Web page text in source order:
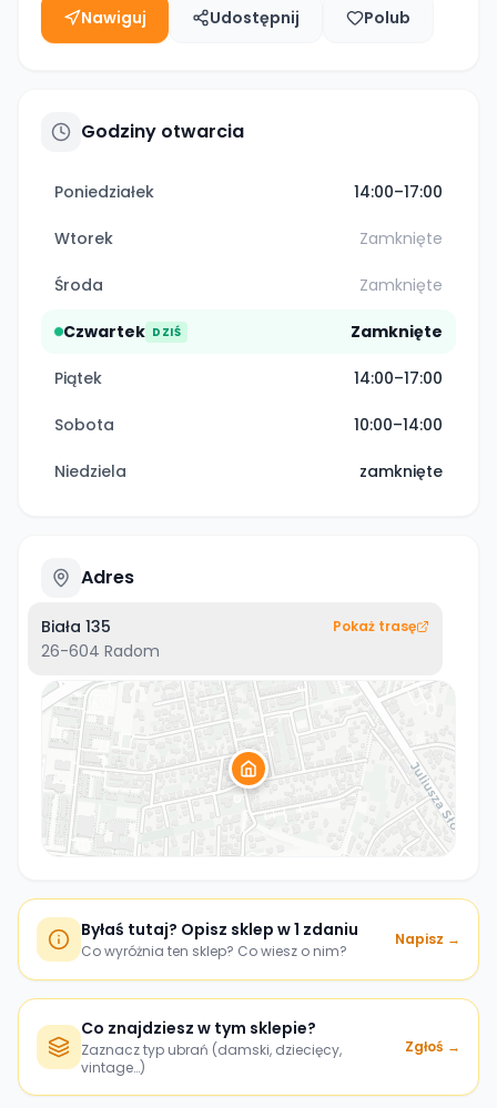
Nawiguj Udostępnij Polub
Godziny otwarcia
Poniedziałek 14:00–17:00
Wtorek Zamknięte
Środa Zamknięte
Czwartek DZIŚ Zamknięte
Piątek 14:00–17:00
Sobota 10:00–14:00
Niedziela zamknięte
Adres
Biała 135
26-604 Radom
Pokaż trasę
Byłaś tutaj? Opisz sklep w 1 zdaniu
Co wyróżnia ten sklep? Co wiesz o nim?
Napisz →
Co znajdziesz w tym sklepie?
Zaznacz typ ubrań (damski, dziecięcy,
vintage…)
Zgłoś →